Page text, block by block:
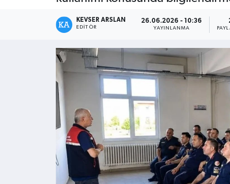
KEVSER ARSLAN
EDITÖR
26.06.2026 - 10:36
YAYINLANMA
Kültür - Sanat